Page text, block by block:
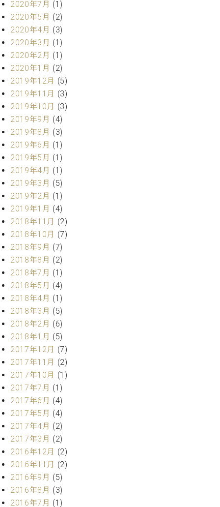
工
房
ブ
ロ
グ
ク
セ
ス
お
問
合
わ
せ
ア
ー
テ
ィ
ト
カ
ス
タ
マ
ー
サ
ー
ビ
ス
(
調
律
)
ア
フ
タ
ー
ー
ビ
ス
(調
律)
2020年7月 (1)
2020年5月 (2)
2020年4月 (3)
2020年3月 (1)
2020年2月 (1)
2020年1月 (2)
2019年12月 (5)
2019年11月 (3)
2019年10月 (3)
2019年9月 (4)
2019年8月 (3)
2019年6月 (1)
2019年5月 (1)
2019年4月 (1)
2019年3月 (5)
2019年2月 (1)
2019年1月 (4)
2018年11月 (2)
2018年10月 (7)
2018年9月 (7)
2018年8月 (2)
2018年7月 (1)
2018年5月 (4)
2018年4月 (1)
2018年3月 (5)
2018年2月 (6)
2018年1月 (5)
2017年12月 (7)
2017年11月 (2)
2017年10月 (1)
2017年7月 (1)
2017年6月 (4)
2017年5月 (4)
2017年4月 (2)
2017年3月 (2)
2016年12月 (2)
2016年11月 (2)
2016年9月 (5)
2016年8月 (3)
2016年7月 (1)